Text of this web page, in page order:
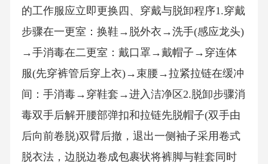
的工作服应立即更换四、穿戴与脱卸程序1.穿戴
步骤在一更室：换鞋→脱外衣→洗手(感应龙头)
→手消毒在二更室：戴口罩→戴帽子→穿连体
服(先穿裤管后穿上衣)→束腰→拉紧拉链在缓冲
间：手消毒→穿鞋套→进入洁净区2.脱卸步骤消
毒双手后解开腰部弹扣和拉链先脱帽子(双手由
后向前卷脱)双臂后撤，退出一侧袖子采用卷式
脱衣法，边脱边卷成包裹状将裤脚与鞋套同时